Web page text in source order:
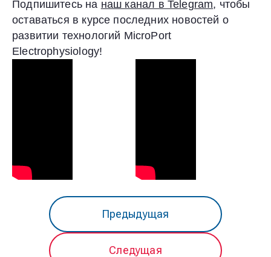
Подпишитесь на наш канал в Telegram, чтобы
оставаться в курсе последних новостей о
развитии технологий MicroPort
Electrophysiology!
Предыдущая
Следущая